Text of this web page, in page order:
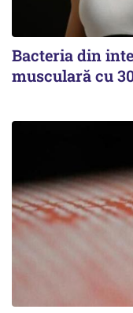
Bacteria din
musculară cu